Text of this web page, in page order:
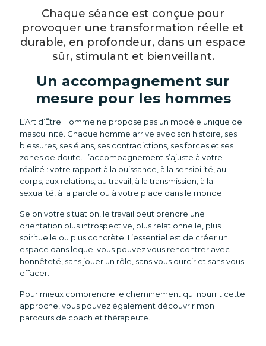
Chaque séance est conçue pour
provoquer une transformation réelle et
durable, en profondeur, dans un espace
sûr, stimulant et bienveillant.
Un accompagnement sur
mesure pour les hommes
L’Art d’Être Homme ne propose pas un modèle unique de
masculinité. Chaque homme arrive avec son histoire, ses
blessures, ses élans, ses contradictions, ses forces et ses
zones de doute. L’accompagnement s’ajuste à votre
réalité : votre rapport à la puissance, à la sensibilité, au
corps, aux relations, au travail, à la transmission, à la
sexualité, à la parole ou à votre place dans le monde.
Selon votre situation, le travail peut prendre une
orientation plus introspective, plus relationnelle, plus
spirituelle ou plus concrète. L’essentiel est de créer un
espace dans lequel vous pouvez vous rencontrer avec
honnêteté, sans jouer un rôle, sans vous durcir et sans vous
effacer.
Pour mieux comprendre le cheminement qui nourrit cette
approche, vous pouvez également découvrir mon
parcours de coach et thérapeute